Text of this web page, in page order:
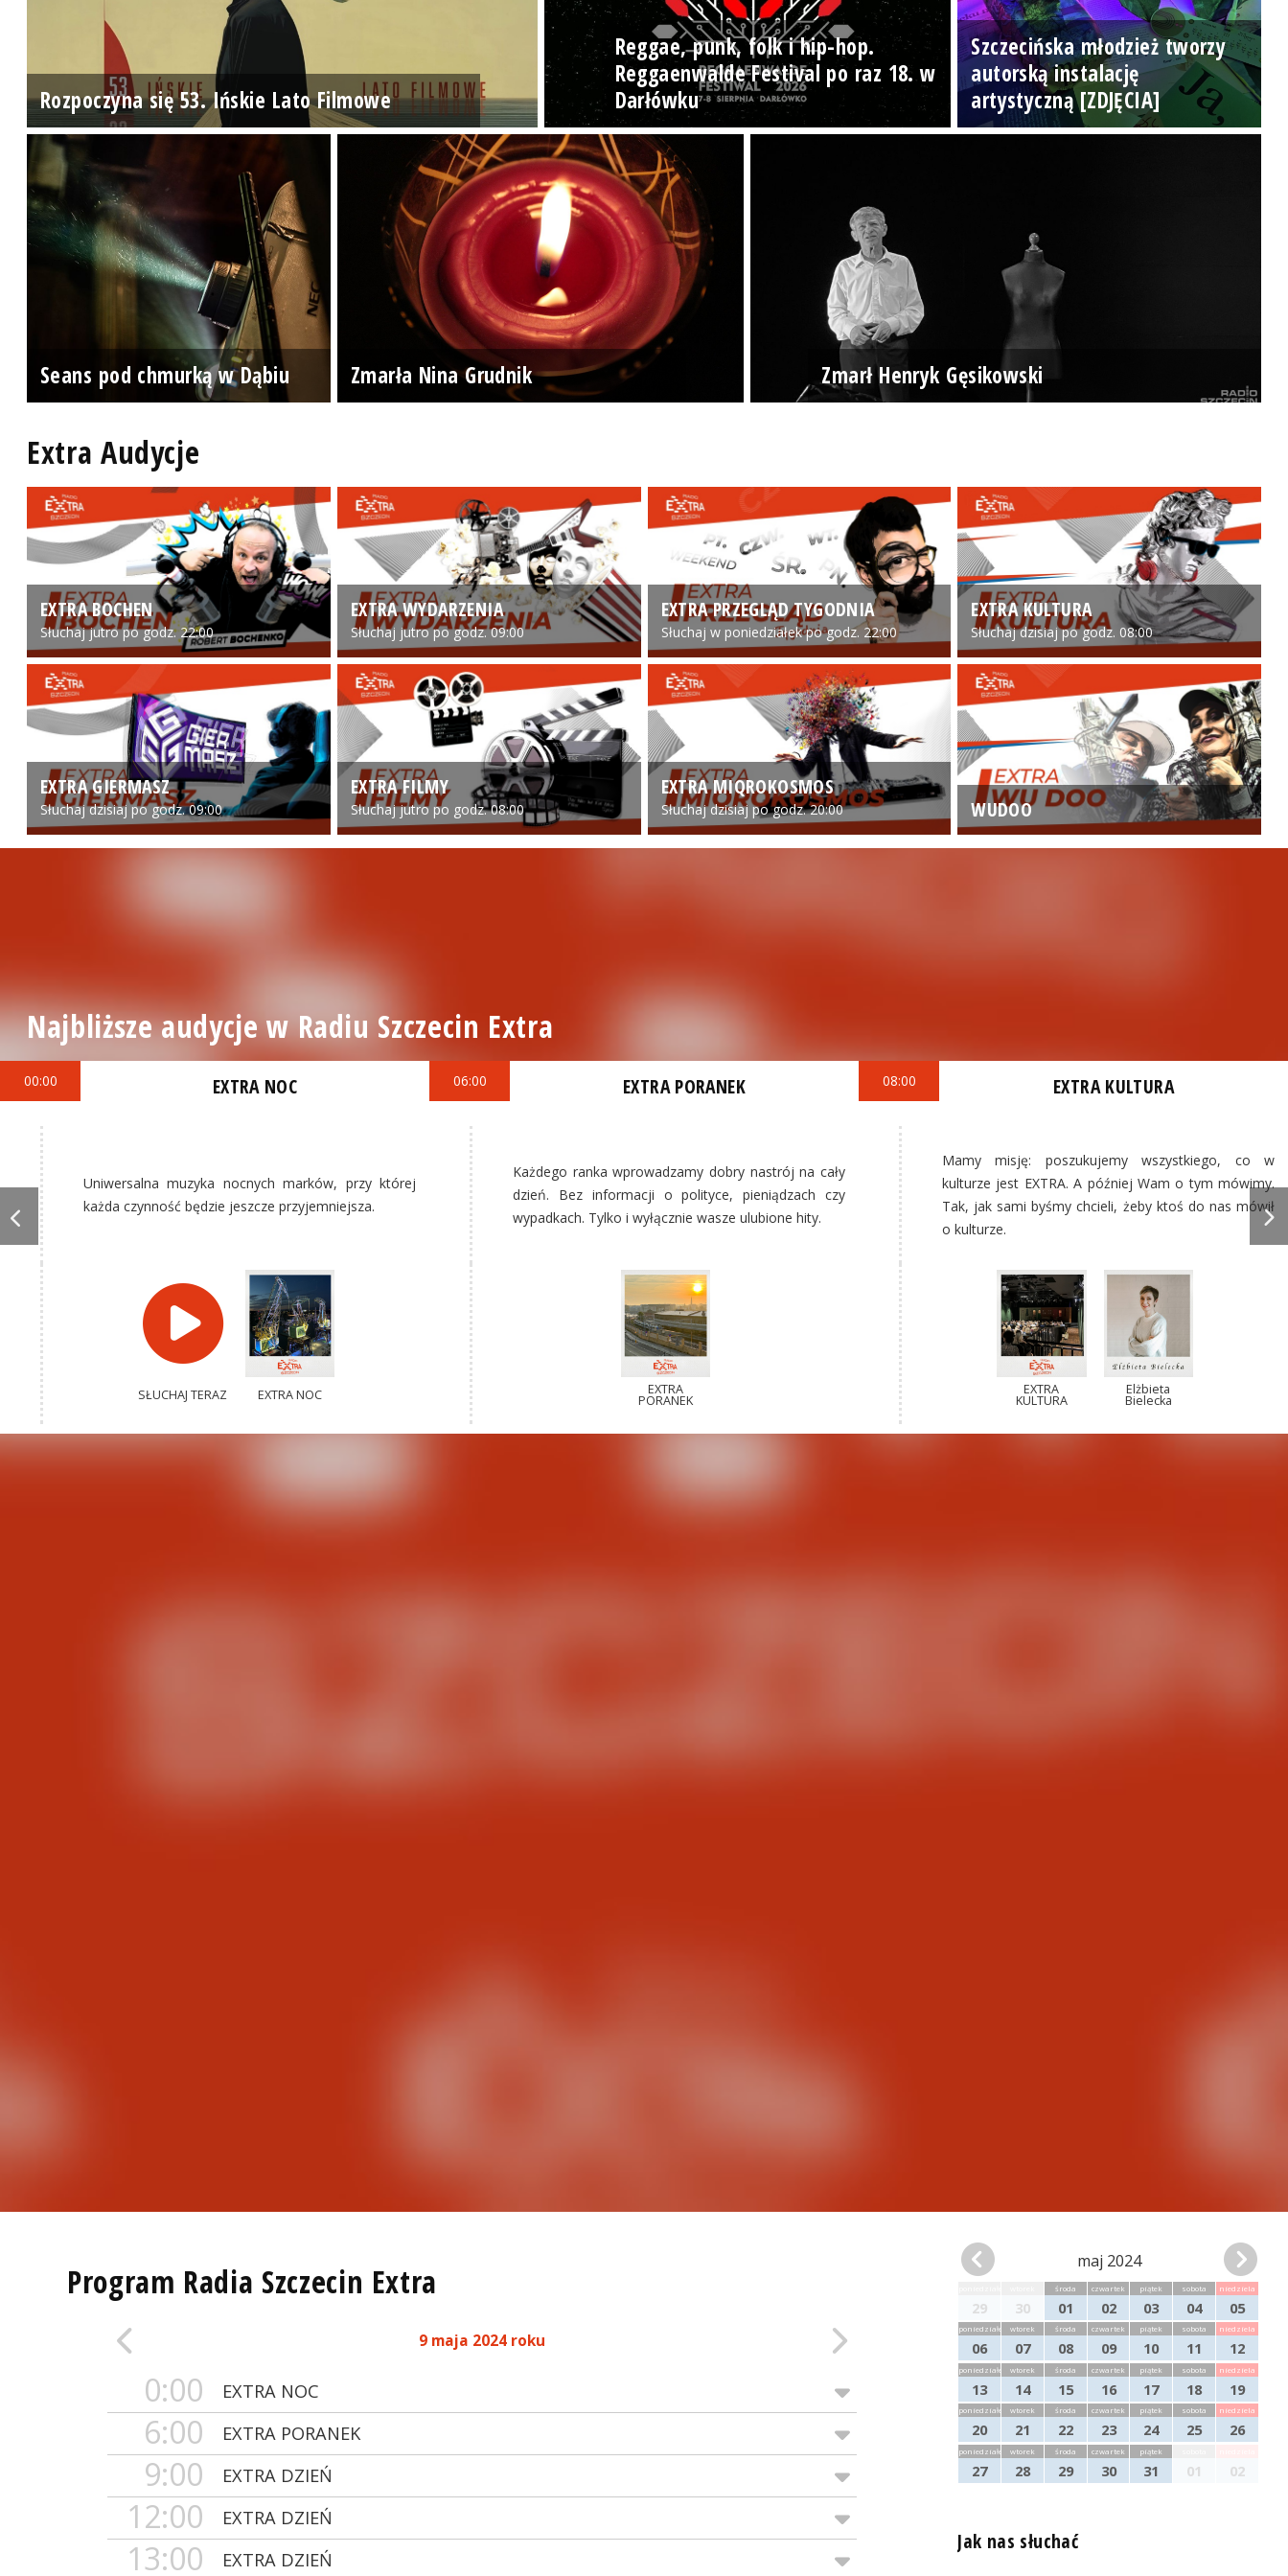
Rozpoczyna się 53. Ińskie Lato Filmowe
Reggae, punk, folk i hip-hop.
Reggaenwalde Festival po raz 18. w
Darłówku
Szczecińska młodzież tworzy
autorską instalację
artystyczną [ZDJĘCIA]
Seans pod chmurką w Dąbiu Zmarła Nina Grudnik Zmarł Henryk Gęsikowski
Extra Audycje
EXTRA BOCHEN
Słuchaj jutro po godz. 22:00
EXTRA WYDARZENIA
Słuchaj jutro po godz. 09:00
EXTRA PRZEGLĄD TYGODNIA
Słuchaj w poniedziałek po godz. 22:00
EXTRA KULTURA
Słuchaj dzisiaj po godz. 08:00
EXTRA GIERMASZ
Słuchaj dzisiaj po godz. 09:00
EXTRA FILMY
Słuchaj jutro po godz. 08:00
EXTRA MIQROKOSMOS
Słuchaj dzisiaj po godz. 20:00 WUDOO
Najbliższe audycje w Radiu Szczecin Extra
00:00 EXTRA NOC
Uniwersalna muzyka nocnych marków, przy której
każda czynność będzie jeszcze przyjemniejsza.
SŁUCHAJ TERAZ EXTRA NOC
06:00 EXTRA PORANEK
Każdego ranka wprowadzamy dobry nastrój na cały
dzień. Bez informacji o polityce, pieniądzach czy
wypadkach. Tylko i wyłącznie wasze ulubione hity.
EXTRA
PORANEK
08:00 EXTRA KULTURA
Mamy misję: poszukujemy wszystkiego, co w
kulturze jest EXTRA. A później Wam o tym mówimy.
Tak, jak sami byśmy chcieli, żeby ktoś do nas mówił
o kulturze.
EXTRA
KULTURA
Elżbieta
Bielecka
Program Radia Szczecin Extra
9 maja 2024 roku
0:00 EXTRA NOC
6:00 EXTRA PORANEK
9:00 EXTRA DZIEŃ
12:00 EXTRA DZIEŃ
13:00 EXTRA DZIEŃ
maj 2024
29 30
środa
01
czwartek
02
piątek
03
sobota
04
niedziela
05
poniedziałek
06
wtorek
07
środa
08
czwartek
09
piątek
10
sobota
11
niedziela
12
poniedziałek
13
wtorek
14
środa
15
czwartek
16
piątek
17
sobota
18
niedziela
19
poniedziałek
20
wtorek
21
środa
22
czwartek
23
piątek
24
sobota
25
niedziela
26
poniedziałek
27
wtorek
28
środa
29
czwartek
30
piątek
31 01 02
Jak nas słuchać